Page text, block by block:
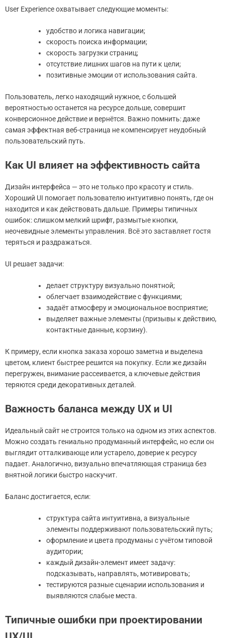
User Experience охватывает следующие моменты:
удобство и логика навигации;
скорость поиска информации;
скорость загрузки страниц;
отсутствие лишних шагов на пути к цели;
позитивные эмоции от использования сайта.
Пользователь, легко находящий нужное, с большей
вероятностью останется на ресурсе дольше, совершит
конверсионное действие и вернётся. Важно помнить: даже
самая эффектная веб-страница не компенсирует неудобный
пользовательский путь.
Как UI влияет на эффективность сайта
Дизайн интерфейса — это не только про красоту и стиль.
Хороший UI помогает пользователю интуитивно понять, где он
находится и как действовать дальше. Примеры типичных
ошибок: слишком мелкий шрифт, размытые кнопки,
неочевидные элементы управления. Всё это заставляет гостя
теряться и раздражаться.
UI решает задачи:
делает структуру визуально понятной;
облегчает взаимодействие с функциями;
задаёт атмосферу и эмоциональное восприятие;
выделяет важные элементы (призывы к действию,
контактные данные, корзину).
К примеру, если кнопка заказа хорошо заметна и выделена
цветом, клиент быстрее решится на покупку. Если же дизайн
перегружен, внимание рассеивается, а ключевые действия
теряются среди декоративных деталей.
Важность баланса между UX и UI
Идеальный сайт не строится только на одном из этих аспектов.
Можно создать гениально продуманный интерфейс, но если он
выглядит отталкивающе или устарело, доверие к ресурсу
падает. Аналогично, визуально впечатляющая страница без
внятной логики быстро наскучит.
Баланс достигается, если:
структура сайта интуитивна, а визуальные
элементы поддерживают пользовательский путь;
оформление и цвета продуманы с учётом типовой
аудитории;
каждый дизайн-элемент имеет задачу:
подсказывать, направлять, мотивировать;
тестируются разные сценарии использования и
выявляются слабые места.
Типичные ошибки при проектировании